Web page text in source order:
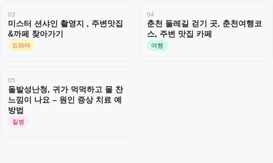
03
미스터 션샤인 촬영지 , 주변맛집
&까페 찾아가기
드라마
04
춘천 둘레길 걷기 곳, 춘천여행코
스, 주변 맛집 카페
여행
05
돌발성난청, 귀가 먹먹하고 물 찬
느낌이 나요 – 원인 증상 치료 예
방법
질병